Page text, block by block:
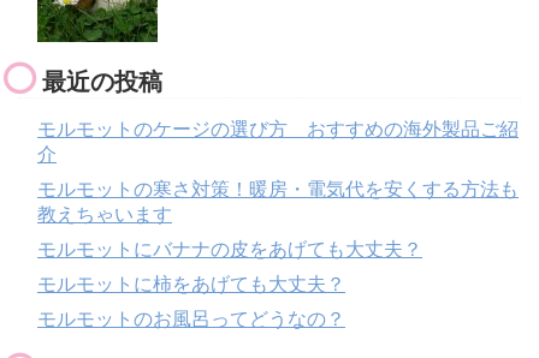
最近の投稿
モルモットのケージの選び方 おすすめの海外製品ご紹
介
モルモットの寒さ対策！暖房・電気代を安くする方法も
教えちゃいます
モルモットにバナナの皮をあげても大丈夫？
モルモットに柿をあげても大丈夫？
モルモットのお風呂ってどうなの？